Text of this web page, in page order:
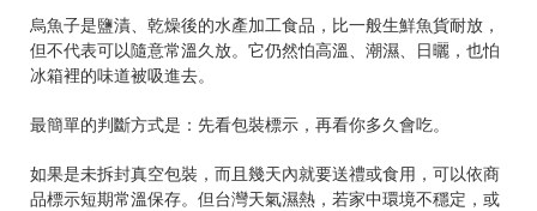
烏魚子是鹽漬、乾燥後的水產加工食品，比一般生鮮魚貨耐放，
但不代表可以隨意常溫久放。它仍然怕高溫、潮濕、日曬，也怕
冰箱裡的味道被吸進去。
最簡單的判斷方式是：先看包裝標示，再看你多久會吃。
如果是未拆封真空包裝，而且幾天內就要送禮或食用，可以依商
品標示短期常溫保存。但台灣天氣濕熱，若家中環境不穩定，或